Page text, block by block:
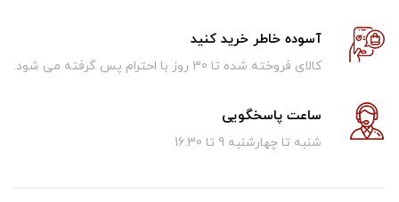
آسوده خاطر خرید کنید
کالای فروخته شده تا 30 روز با احترام پس گرفته می شود.
ساعت پاسخگویی
شنبه تا چهارشنبه 9 تا 16.30